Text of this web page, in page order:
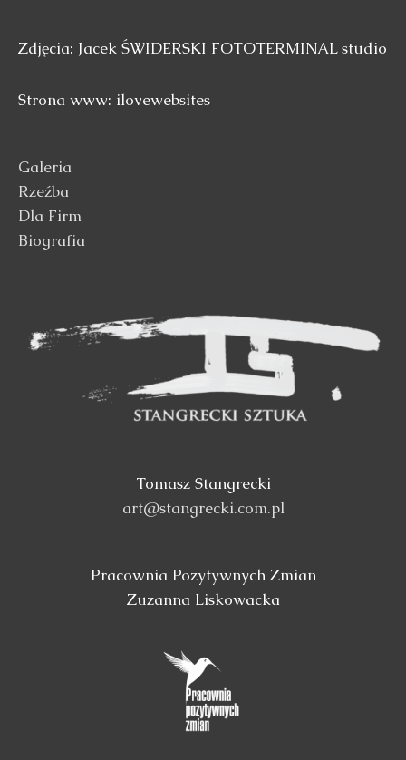
Zdjęcia: Jacek ŚWIDERSKI FOTOTERMINAL studio
Strona www: ilovewebsites
Galeria
Rzeźba
Dla Firm
Biografia
Tomasz Stangrecki
art@stangrecki.com.pl
Pracownia Pozytywnych Zmian
Zuzanna Liskowacka